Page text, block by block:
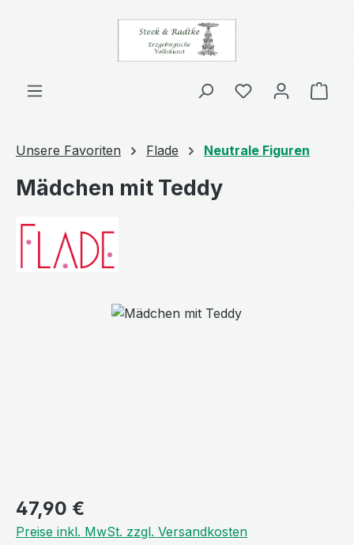
Zum Hauptinhalt springen
Unsere Favoriten Flade Neutrale Figuren
Mädchen mit Teddy
Bildergalerie überspringen
Regulärer Preis:
47,90 €
Preise inkl. MwSt. zzgl. Versandkosten